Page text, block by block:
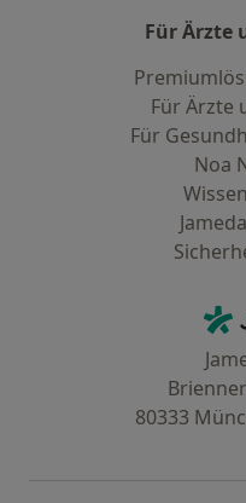
Für Ärzte
Für Ärzte
Für
Noa
80333